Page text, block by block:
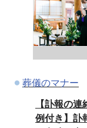
葬儀のマナー
【訃報の
例付き】訃